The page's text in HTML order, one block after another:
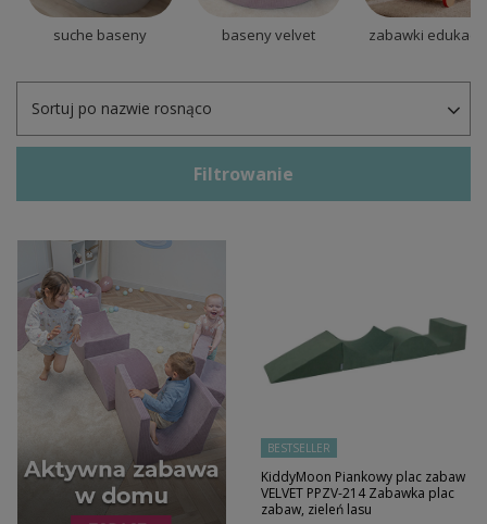
suche baseny baseny velvet zabawki
Sortuj po nazwie rosnąco
Filtrowanie
BESTSELLER
KiddyMoon Piankowy plac zabaw
VELVET PPZV-214 Zabawka plac
zabaw, zieleń lasu